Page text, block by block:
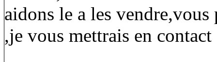
aidons le a les
,je vous mettrais en